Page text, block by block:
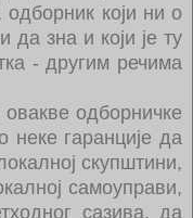
који ни о
зна и који је ту
- другим речима
одборничке
гаранције да
скупштини,
самоуправи,
сазива, да